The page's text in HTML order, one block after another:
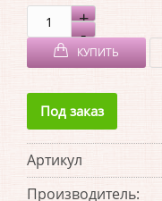
КУПИТЬ
Под заказ
Артикул
Производитель: